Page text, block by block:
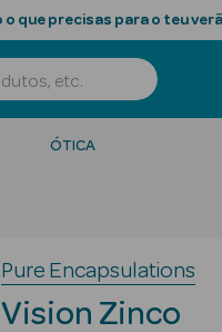
que precisas para o teu
ÓTICA
Pure Encapsulations
Vision Zinco